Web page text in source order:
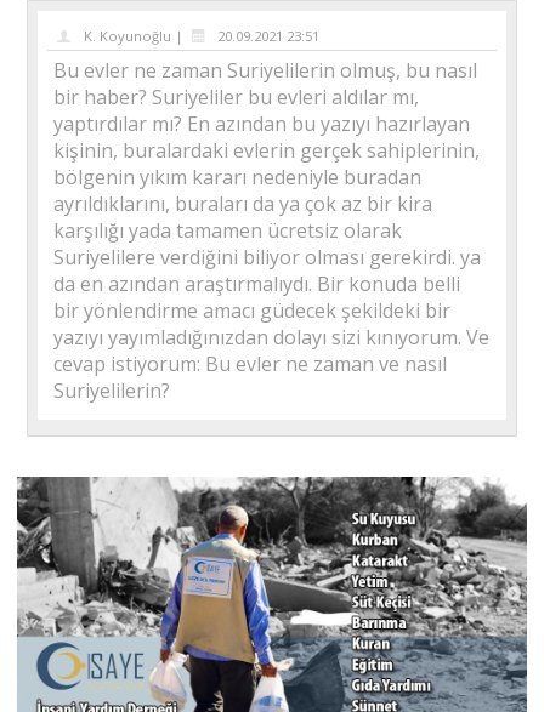
K. Koyunoğlu | 20.09.2021 23:51
Bu evler ne zaman Suriyelilerin olmuş, bu nasıl
bir haber? Suriyeliler bu evleri aldılar mı,
yaptırdılar mı? En azından bu yazıyı hazırlayan
kişinin, buralardaki evlerin gerçek sahiplerinin,
bölgenin yıkım kararı nedeniyle buradan
ayrıldıklarını, buraları da ya çok az bir kira
karşılığı yada tamamen ücretsiz olarak
Suriyelilere verdiğini biliyor olması gerekirdi. ya
da en azından araştırmalıydı. Bir konuda belli
bir yönlendirme amacı güdecek şekildeki bir
yazıyı yayımladığınızdan dolayı sizi kınıyorum. Ve
cevap istiyorum: Bu evler ne zaman ve nasıl
Suriyelilerin?